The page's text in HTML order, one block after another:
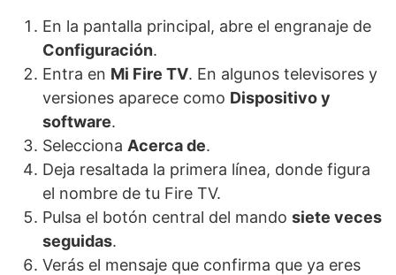
En la pantalla principal, abre el engranaje de
Configuración.
Entra en Mi Fire TV. En algunos televisores y
versiones aparece como Dispositivo y
software.
Selecciona Acerca de.
Deja resaltada la primera línea, donde figura
el nombre de tu Fire TV.
Pulsa el botón central del mando siete veces
seguidas.
Verás el mensaje que confirma que ya eres